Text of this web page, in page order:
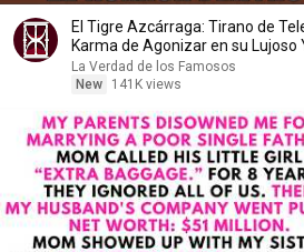
El Tigre Azcárraga: Tirano de
Karma de Agonizar en su Lujoso
La Verdad de los Famosos
New
141K views